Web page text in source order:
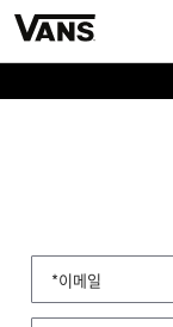
*이메일